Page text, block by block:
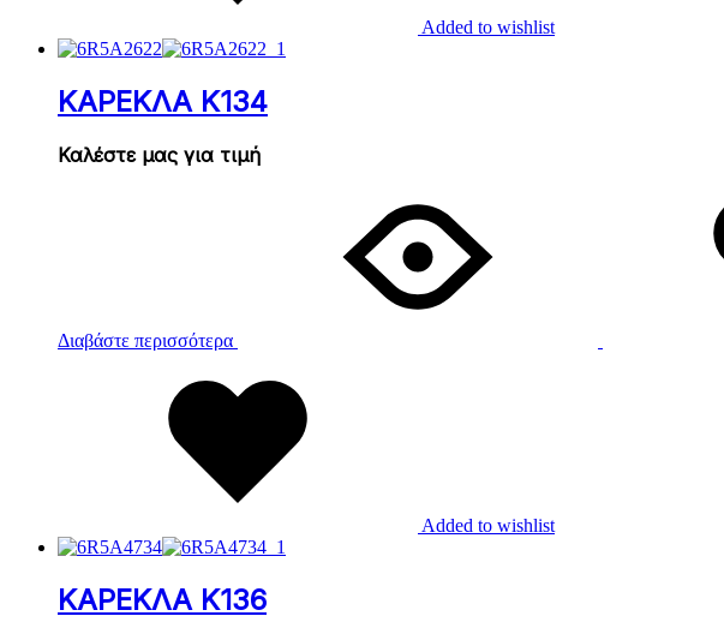
Added to wishlist
ΚΑΡΕΚΛΑ Κ134
Καλέστε μας για τιμή
Διαβάστε περισσότερα
Added to wishlist
ΚΑΡΕΚΛΑ Κ136